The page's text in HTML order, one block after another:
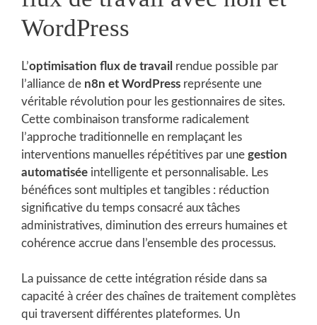
WordPress
L’optimisation flux de travail rendue possible par
l’alliance de n8n et WordPress représente une
véritable révolution pour les gestionnaires de sites.
Cette combinaison transforme radicalement
l’approche traditionnelle en remplaçant les
interventions manuelles répétitives par une gestion
automatisée intelligente et personnalisable. Les
bénéfices sont multiples et tangibles : réduction
significative du temps consacré aux tâches
administratives, diminution des erreurs humaines et
cohérence accrue dans l’ensemble des processus.
La puissance de cette intégration réside dans sa
capacité à créer des chaînes de traitement complètes
qui traversent différentes plateformes. Un